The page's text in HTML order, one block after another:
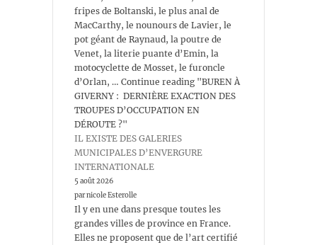
fripes de Boltanski, le plus anal de
MacCarthy, le nounours de Lavier, le
pot géant de Raynaud, la poutre de
Venet, la literie puante d’Emin, la
motocyclette de Mosset, le furoncle
d’Orlan, … Continue reading "BUREN À
GIVERNY : DERNIÈRE EXACTION DES
TROUPES D’OCCUPATION EN
DÉROUTE ?"
IL EXISTE DES GALERIES
MUNICIPALES D’ENVERGURE
INTERNATIONALE
5 août 2026
par nicole Esterolle
Il y en une dans presque toutes les
grandes villes de province en France.
Elles ne proposent que de l’art certifié